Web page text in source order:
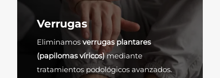
Verrugas
Eliminamos verrugas plantares
(papilomas víricos)mediante
tratamientos podológicos avanzados.